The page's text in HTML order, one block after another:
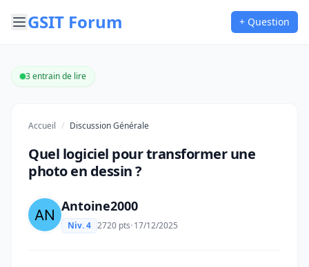
GSIT Forum + Question
3 entrain de lire
Accueil / Discussion Générale
Quel logiciel pour transformer une
photo en dessin ?
Antoine2000
Niv. 4 2720 pts•17/12/2025